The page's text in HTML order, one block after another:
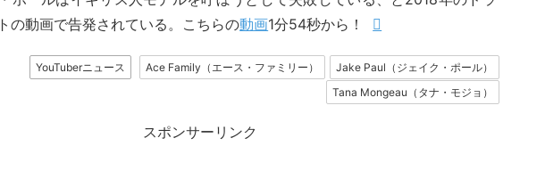
の動画で告発されている。こちらの動画1分54秒から！
YouTuberニュース Ace Family（エース・ファミリー）
Jake Paul（ジェイク・ポール）
Tana Mongeau（タナ・モジョ）
スポンサーリンク